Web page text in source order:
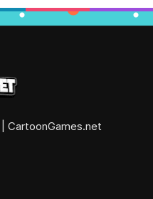
CartoonGames.net